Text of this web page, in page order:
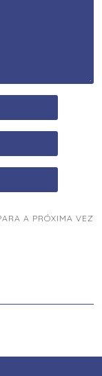
A PRÓXIMA VEZ